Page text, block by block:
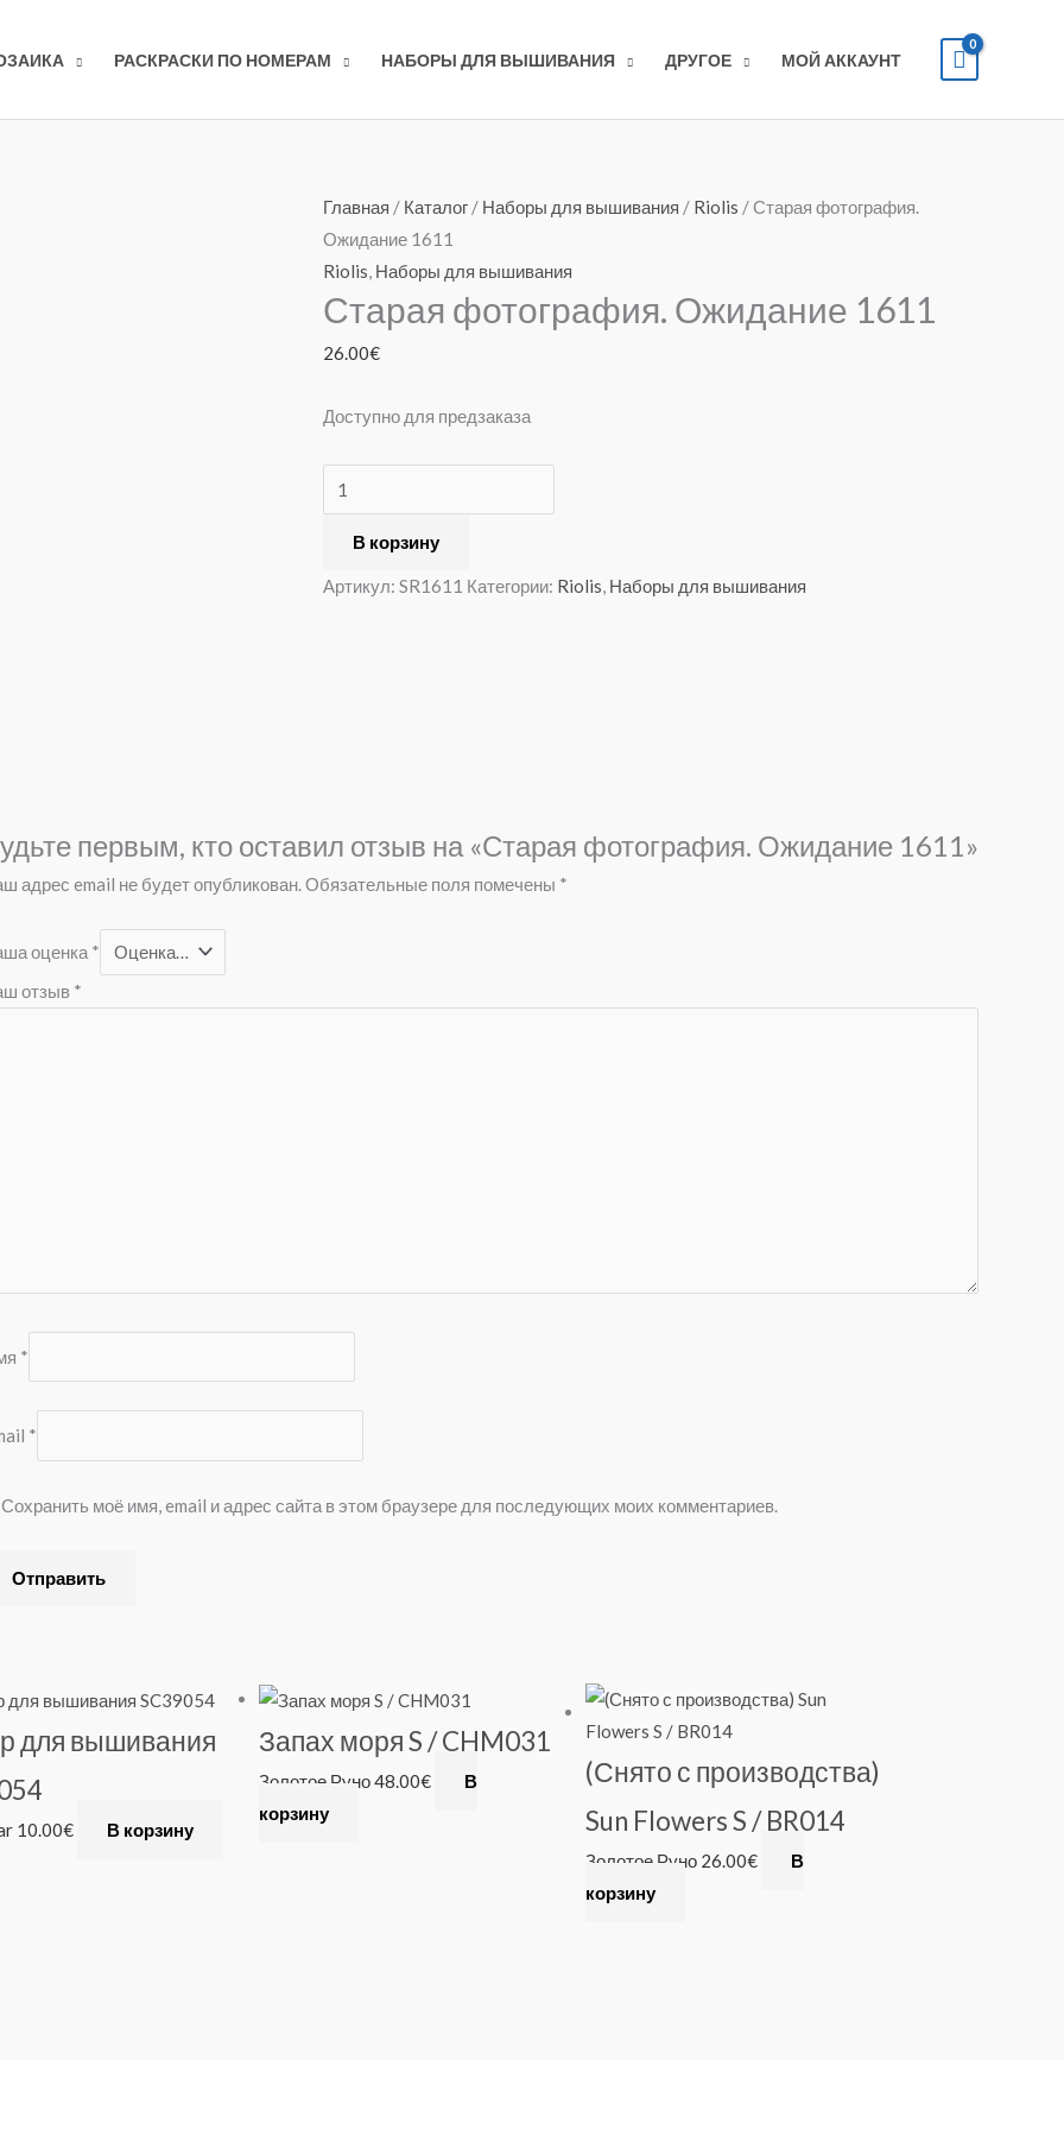
РАСКРАСКИ ПО НОМЕРАМ НАБОРЫ ДЛЯ ВЫШИВАНИЯ ДРУГОЕ МОЙ АККАУНТ
Главная / Каталог / Наборы для вышивания / Riolis / Старая фотография.
Ожидание 1611
Riolis, Наборы для вышивания
Старая фотография. Ожидание 1611
26.00€
Доступно для предзаказа
Количество
товара
Старая
фотография.
Ожидание
1611
В корзину
Артикул: SR1611 Категории: Riolis, Наборы для вышивания
первым, кто оставил отзыв на «Старая фотография. Ожидание 1611»
адрес email не будет опубликован. Обязательные поля помечены *
оценка *
отзыв *
*
*
Сохранить моё имя, email и адрес сайта в этом браузере для последующих моих комментариев.
для вышивания
10.00€ В корзину
Запах моря S / CHM031
Золотое Руно48.00€
В
корзину
(Снято с производства)
Sun Flowers S / BR014
Золотое Руно 26.00€
В
корзину